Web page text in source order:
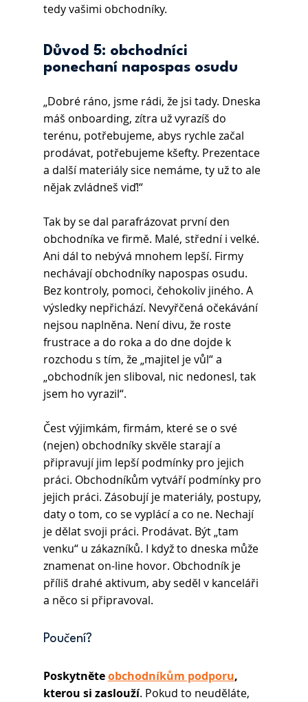
tedy vašimi obchodníky.
Důvod 5: obchodníci
ponechaní napospas osudu
„Dobré ráno, jsme rádi, že jsi tady. Dneska
máš onboarding, zítra už vyrazíš do
terénu, potřebujeme, abys rychle začal
prodávat, potřebujeme kšefty. Prezentace
a další materiály sice nemáme, ty už to ale
nějak zvládneš viď!“
Tak by se dal parafrázovat první den
obchodníka ve firmě. Malé, střední i velké.
Ani dál to nebývá mnohem lepší. Firmy
nechávají obchodníky napospas osudu.
Bez kontroly, pomoci, čehokoliv jiného. A
výsledky nepřichází. Nevyřčená očekávání
nejsou naplněna. Není divu, že roste
frustrace a do roka a do dne dojde k
rozchodu s tím, že „majitel je vůl“ a
„obchodník jen sliboval, nic nedonesl, tak
jsem ho vyrazil“.
Čest výjimkám, firmám, které se o své
(nejen) obchodníky skvěle starají a
připravují jim lepší podmínky pro jejich
práci. Obchodníkům vytváří podmínky pro
jejich práci. Zásobují je materiály, postupy,
daty o tom, co se vyplácí a co ne. Nechají
je dělat svoji práci. Prodávat. Být „tam
venku“ u zákazníků. I když to dneska může
znamenat on-line hovor. Obchodník je
příliš drahé aktivum, aby seděl v kanceláři
a něco si připravoval.
Poučení?
Poskytněte obchodníkům podporu,
kterou si zaslouží. Pokud to neuděláte,